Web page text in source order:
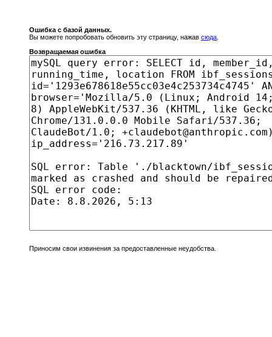
Ошибка с базой данных.
Вы можете попробовать обновить эту страницу, нажав сюда
Возвращаемая ошибка
Приносим свои извинения за предоставленные неудобства.